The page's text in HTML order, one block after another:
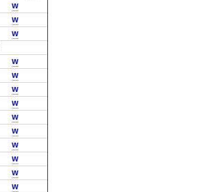
w
w
w
w
w
w
w
w
w
w
w
w
w